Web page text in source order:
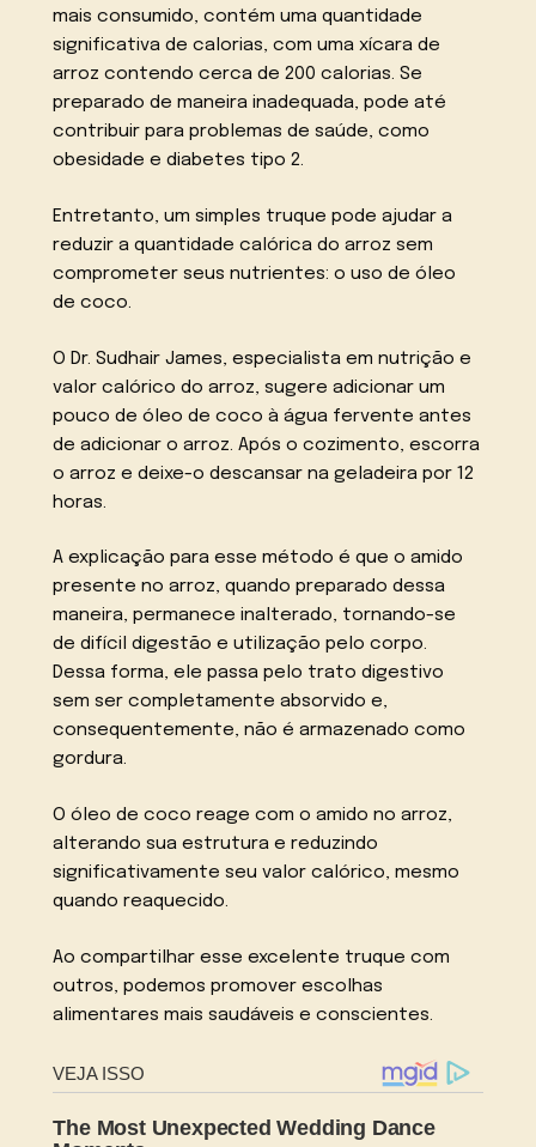
mais consumido, contém uma quantidade
significativa de calorias, com uma xícara de
arroz contendo cerca de 200 calorias. Se
preparado de maneira inadequada, pode até
contribuir para problemas de saúde, como
obesidade e diabetes tipo 2.
Entretanto, um simples truque pode ajudar a
reduzir a quantidade calórica do arroz sem
comprometer seus nutrientes: o uso de óleo
de coco.
O Dr. Sudhair James, especialista em nutrição e
valor calórico do arroz, sugere adicionar um
pouco de óleo de coco à água fervente antes
de adicionar o arroz. Após o cozimento, escorra
o arroz e deixe-o descansar na geladeira por 12
horas.
A explicação para esse método é que o amido
presente no arroz, quando preparado dessa
maneira, permanece inalterado, tornando-se
de difícil digestão e utilização pelo corpo.
Dessa forma, ele passa pelo trato digestivo
sem ser completamente absorvido e,
consequentemente, não é armazenado como
gordura.
O óleo de coco reage com o amido no arroz,
alterando sua estrutura e reduzindo
significativamente seu valor calórico, mesmo
quando reaquecido.
Ao compartilhar esse excelente truque com
outros, podemos promover escolhas
alimentares mais saudáveis e conscientes.